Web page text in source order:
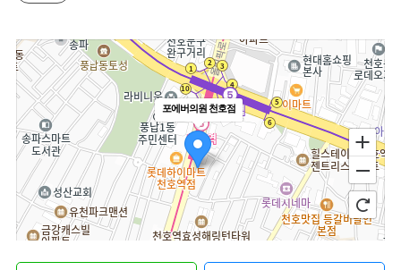
포에버의원 천호점